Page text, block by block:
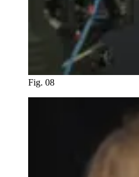
Fig. 08